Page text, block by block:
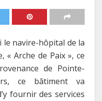
le navire-hôpital de la
« Arche de Paix », ce
de Pointe-
ce bâtiment va
fournir des services